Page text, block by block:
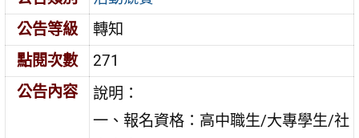
公告等級
轉知
點閱次數
271
公告內容
說明：
一、報名資格：高中職生/大專學生/社